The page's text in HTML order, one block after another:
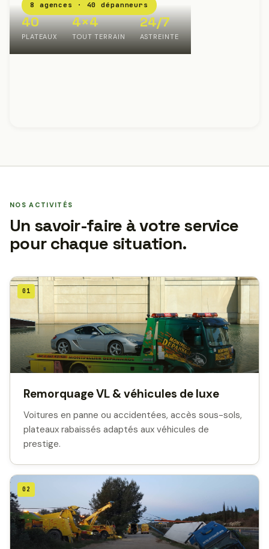
8 agences · 40 dépanneurs
40
PLATEAUX
4×4
TOUT TERRAIN
24/7
ASTREINTE
NOS ACTIVITÉS
Un savoir-faire à votre service
pour chaque situation.
01
Remorquage VL & véhicules de luxe
Voitures en panne ou accidentées, accès sous-sols,
plateaux rabaissés adaptés aux véhicules de
prestige.
02